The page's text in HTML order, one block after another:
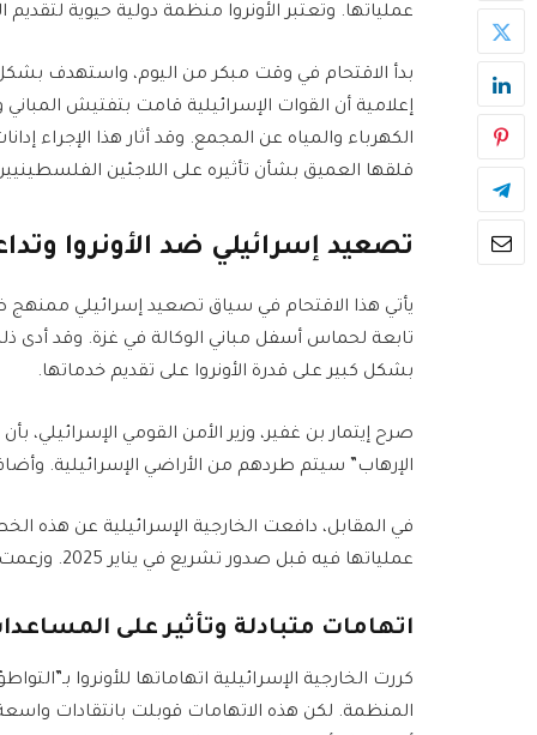
عملياتها. وتعتبر الأونروا منظمة دولية حيوية
بدأ الاقتحام في وقت مبكر من اليوم، واستهدف
إعلامية أن القوات الإسرائيلية قامت بتفتيش
الكهرباء والمياه عن المجمع. وقد أثار هذا
قلقها العميق بشأن تأثيره على اللاجئين
تصعيد إسرائيلي ضد الأونروا
يأتي هذا الاقتحام في سياق تصعيد إسرائيلي ممنهج
تابعة لحماس أسفل مباني الوكالة في غزة. وقد أدى
بشكل كبير على قدرة الأونروا على تقديم خدماتها.
صرح إيتمار بن غفير، وزير الأمن القومي الإسرائيلي،
الإرهاب” سيتم طردهم من الأراضي الإسرائيلية.
في المقابل، دافعت الخارجية الإسرائيلية عن هذه
عملياتها فيه قبل صدور تشريع في يناير 2025. وزعمت الخارجية أن المجمع لا يتمتع بأي حصانة قانونية.
اتهامات متبادلة وتأثير على
كررت الخارجية الإسرائيلية اتهاماتها للأونروا
المنظمة. لكن هذه الاتهامات قوبلت بانتقادات